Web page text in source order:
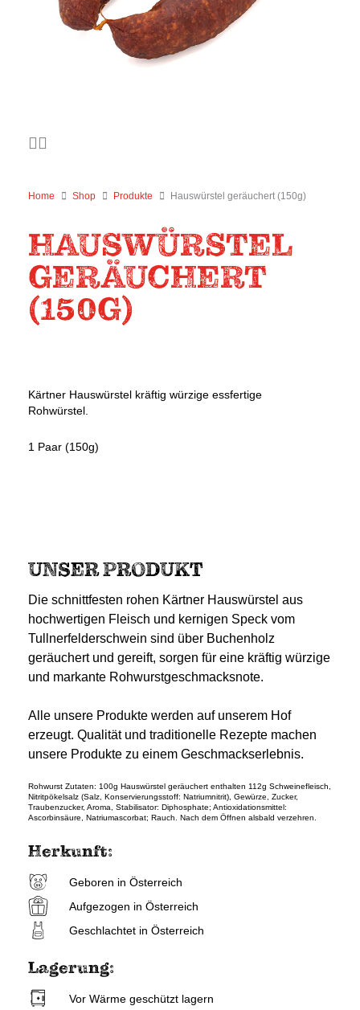
Home Shop Produkte Hauswürstel geräuchert (150g)
HAUSWÜRSTEL
GERÄUCHERT
(150G)
Kärtner Hauswürstel kräftig würzige essfertige
Rohwürstel.
1 Paar (150g)
UNSER PRODUKT
Die schnittfesten rohen Kärtner Hauswürstel aus
hochwertigen Fleisch und kernigen Speck vom
Tullnerfelderschwein sind über Buchenholz
geräuchert und gereift, sorgen für eine kräftig würzige
und markante Rohwurstgeschmacksnote.
Alle unsere Produkte werden auf unserem Hof
erzeugt. Qualität und traditionelle Rezepte machen
unsere Produkte zu einem Geschmackserlebnis.
Rohwurst Zutaten: 100g Hauswürstel geräuchert enthalten 112g Schweinefleisch,
Nitritpökelsalz (Salz, Konservierungsstoff: Natriumnitrit), Gewürze, Zucker,
Traubenzucker, Aroma, Stabilisator: Diphosphate; Antioxidationsmittel:
Ascorbinsäure, Natriumascorbat; Rauch. Nach dem Öffnen alsbald verzehren.
Herkunft:
Geboren in Österreich
Aufgezogen in Österreich
Geschlachtet in Österreich
Lagerung:
Vor Wärme geschützt lagern